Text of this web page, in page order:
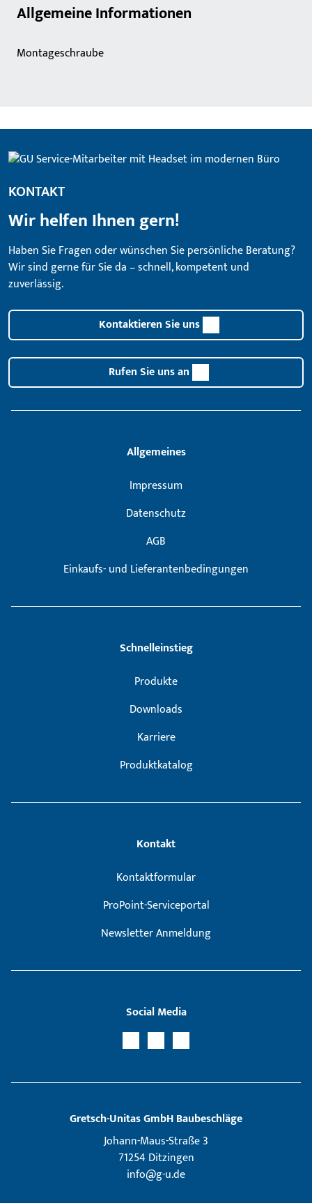
Allgemeine Informationen
Montageschraube
KONTAKT
Wir helfen Ihnen gern!
Haben Sie Fragen oder wünschen Sie persönliche Beratung?
Wir sind gerne für Sie da – schnell, kompetent und
zuverlässig.
Kontaktieren Sie uns
Rufen Sie uns an
Allgemeines
Impressum
Datenschutz
AGB
Einkaufs- und Lieferantenbedingungen
Schnelleinstieg
Produkte
Downloads
Karriere
Produktkatalog
Kontakt
Kontaktformular
ProPoint-Serviceportal
Newsletter Anmeldung
Social Media
Gretsch­-Unitas GmbH Baubeschläge
Johann-Maus-Straße 3
71254 Ditzingen
info@g-u.de